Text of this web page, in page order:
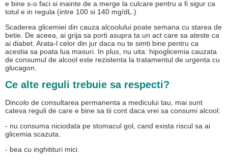
e bine s-o faci si inainte de a merge la culcare pentru a fi sigur ca
totul e in regula (intre 100 si 140 mg/dL.)
Scaderea glicemiei din cauza alcoolului poate semana cu starea de
betie. De aceea, ai grija sa porti asupra ta un act care sa ateste ca
ai diabet. Arata-l celor din jur daca nu te simti bine pentru ca
acestia sa poata lua masuri. In plus, nu uita: hipoglicemia cauzata
de consumul de alcool este rezistenta la tratamentul de urgenta cu
glucagon.
Ce alte reguli trebuie sa respecti?
Dincolo de consultarea permanenta a medicului tau, mai sunt
cateva reguli de care e bine sa tii cont daca vrei sa consumi alcool:
- nu consuma niciodata pe stomacul gol, cand exista riscul sa ai
glicemia scazuta.
- bea cu inghitituri mici.